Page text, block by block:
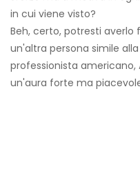
in cui viene visto?
Beh, certo, potresti
un'altra persona simile
professionista americano,
un'aura forte ma